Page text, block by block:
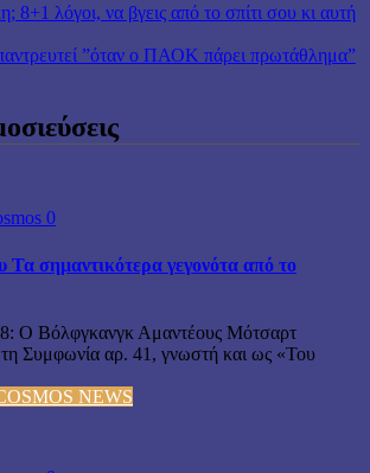
8+1 λόγοι, να βγεις από το σπίτι σου κι αυτή
παντρευτεί ”όταν ο ΠΑΟΚ πάρει πρωτάθλημα”
0
Τα σημαντικότερα γεγονότα από το
Ο Βόλφγκανγκ Αμαντέους Μότσαρτ
Συμφωνία αρ. 41, γνωστή και ως «Του
NEWS